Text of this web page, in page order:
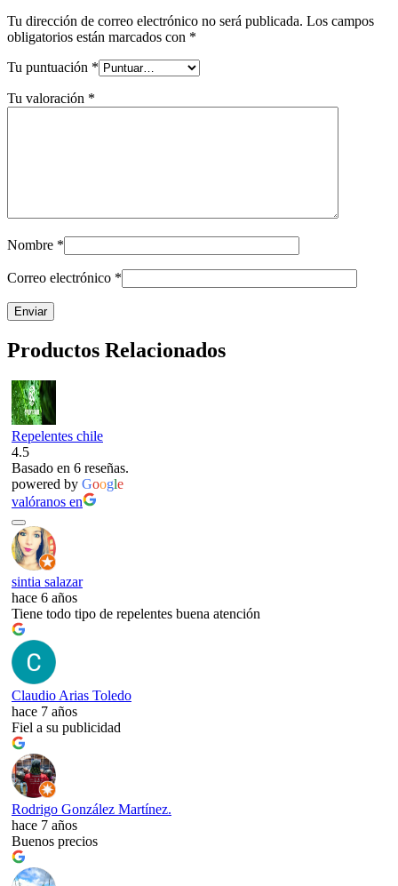
Tu dirección de correo electrónico no será publicada. Los campos
obligatorios están marcados con *
Tu puntuación *
Tu valoración *
Nombre *
Correo electrónico *
Productos Relacionados
Repelentes chile
4.5
Basado en 6 reseñas.
powered by Google
valóranos en
sintia salazar
hace 6 años
Tiene todo tipo de repelentes buena atención
Claudio Arias Toledo
hace 7 años
Fiel a su publicidad
Rodrigo González Martínez.
hace 7 años
Buenos precios